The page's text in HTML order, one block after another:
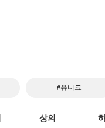
#유니크
상의